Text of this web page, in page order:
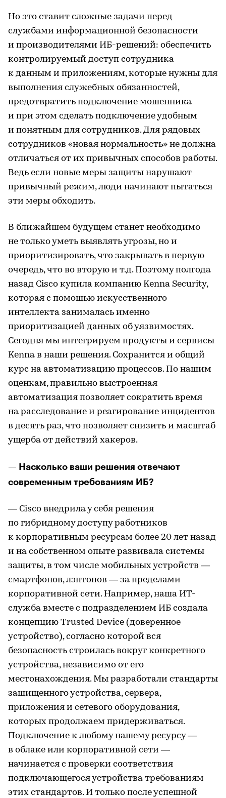
Но это ставит сложные задачи перед
службами информационной безопасности
и производителями ИБ-решений: обеспечить
контролируемый доступ сотрудника
к данным и приложениям, которые нужны для
выполнения служебных обязанностей,
предотвратить подключение мошенника
и при этом сделать подключение удобным
и понятным для сотрудников. Для рядовых
сотрудников «новая нормальность» не должна
отличаться от их привычных способов работы.
Ведь если новые меры защиты нарушают
привычный режим, люди начинают пытаться
эти меры обходить.
В ближайшем будущем станет необходимо
не только уметь выявлять угрозы, но и
приоритизировать, что закрывать в первую
очередь, что во вторую и т.д. Поэтому полгода
назад Cisco купила компанию Kenna Security,
которая с помощью искусственного
интеллекта занималась именно
приоритизацией данных об уязвимостях.
Сегодня мы интегрируем продукты и сервисы
Kenna в наши решения. Сохранится и общий
курс на автоматизацию процессов. По нашим
оценкам, правильно выстроенная
автоматизация позволяет сократить время
на расследование и реагирование инцидентов
в десять раз, что позволяет снизить и масштаб
ущерба от действий хакеров.
— Насколько ваши решения отвечают
современным требованиям ИБ?
— Cisco внедрила у себя решения
по гибридному доступу работников
к корпоративным ресурсам более 20 лет назад
и на собственном опыте развивала системы
защиты, в том числе мобильных устройств —
смартфонов, лэптопов — за пределами
корпоративной сети. Например, наша ИТ-
служба вместе с подразделением ИБ создала
концепцию Trusted Device (доверенное
устройство), согласно которой вся
безопасность строилась вокруг конкретного
устройства, независимо от его
местонахождения. Мы разработали стандарты
защищенного устройства, сервера,
приложения и сетевого оборудования,
которых продолжаем придерживаться.
Подключение к любому нашему ресурсу —
в облаке или корпоративной сети —
начинается с проверки соответствия
подключающегося устройства требованиям
этих стандартов. И только после успешной